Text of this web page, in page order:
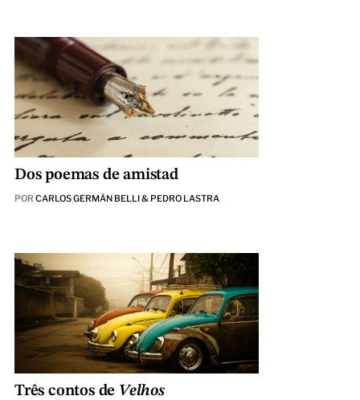
Dos poemas de amistad
POR CARLOS GERMÁN BELLI & PEDRO LASTRA
Três contos de Velhos